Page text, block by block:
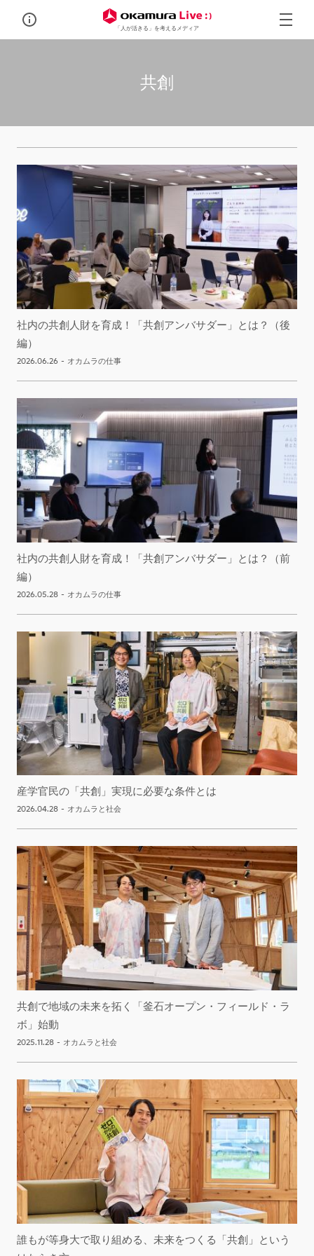
「人が活きる」を考えるメディア
共創
社内の共創人財を育成！「共創アンバサダー」とは？（後
編）
2026.06.26 - オカムラの仕事
社内の共創人財を育成！「共創アンバサダー」とは？（前
編）
2026.05.28 - オカムラの仕事
産学官民の「共創」実現に必要な条件とは
2026.04.28 - オカムラと社会
共創で地域の未来を拓く「釜石オープン・フィールド・ラ
ボ」始動
2025.11.28 - オカムラと社会
誰もが等身大で取り組める、未来をつくる「共創」という